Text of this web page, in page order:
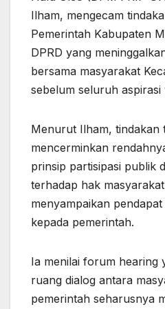
Ilham, mengecam
Pemerintah Kabupaten
DPRD yang
bersama masyarakat
sebelum seluruh aspirasi
Menurut Ilham, tindakan
mencerminkan
prinsip partisipasi publik
terhadap hak
menyampaikan
kepada pemerintah.
Ia menilai forum hearing
ruang dialog antara
pemerintah seharusnya